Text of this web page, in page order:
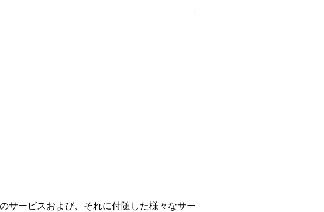
サービスおよび、それに付随した様々なサー